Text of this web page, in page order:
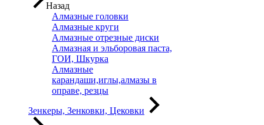
Назад
Алмазные головки
Алмазные круги
Алмазные отрезные диски
Алмазная и эльборовая паста,
ГОИ, Шкурка
Алмазные
карандаши,иглы,алмазы в
оправе, резцы
Зенкеры, Зенковки, Цековки